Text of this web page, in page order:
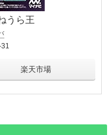
うら王
楽天市場